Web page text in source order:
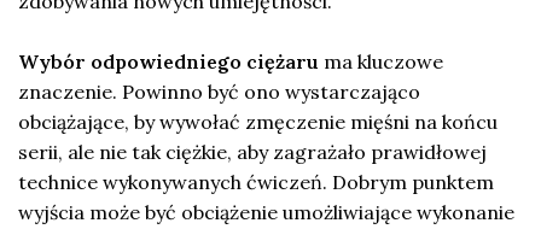
Wybór odpowiedniego ciężaru ma kluczowe
znaczenie. Powinno być ono wystarczająco
obciążające, by wywołać zmęczenie mięśni na końcu
serii, ale nie tak ciężkie, aby zagrażało prawidłowej
technice wykonywanych ćwiczeń. Dobrym punktem
wyjścia może być obciążenie umożliwiające wykonanie